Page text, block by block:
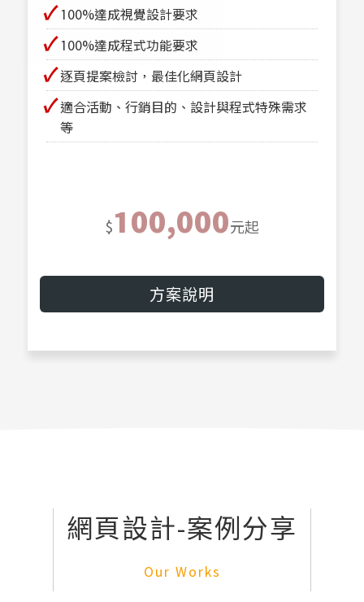
✔ 100%達成視覺設計要求
✔ 100%達成程式功能要求
✔ 逐頁提案檢討，最佳化網頁設計
✔ 適合活動、行銷目的、設計與程式特殊需求
等
$100,000元起
方案說明
網頁設計-案例分享
Our Works